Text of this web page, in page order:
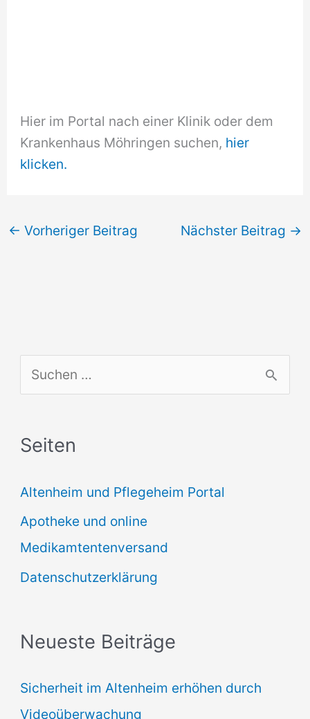
Hier im Portal nach einer Klinik oder dem
Krankenhaus Möhringen suchen, hier
klicken.
← Vorheriger Beitrag Nächster Beitrag →
u
h
n
n
a
c
Seiten
Altenheim und Pflegeheim Portal
Apotheke und online
Medikamtentenversand
Datenschutzerklärung
Neueste Beiträge
Sicherheit im Altenheim erhöhen durch
Videoüberwachung